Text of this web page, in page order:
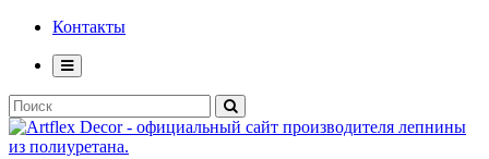
Контакты